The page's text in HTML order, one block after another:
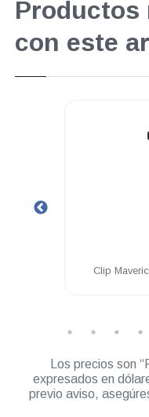
Productos
con este
Clip
Los precios son
expresados en
previo aviso,